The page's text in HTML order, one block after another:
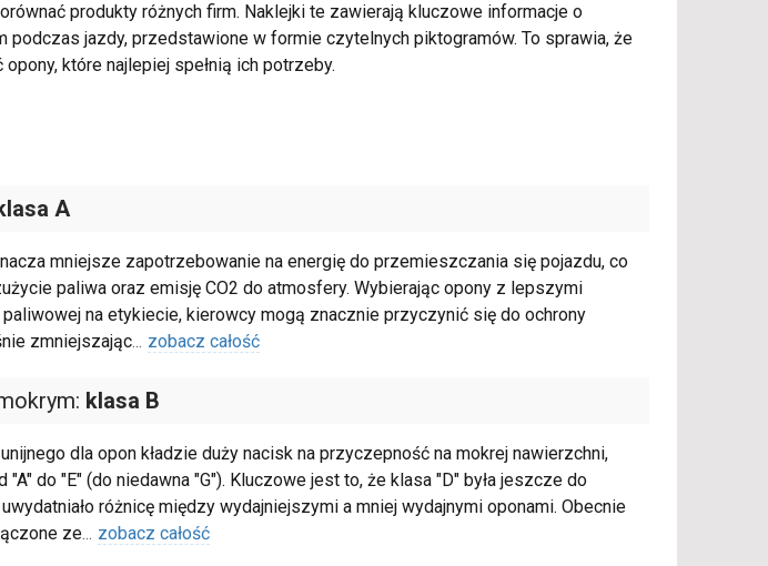
produkty różnych firm. Naklejki te zawierają kluczowe informacje o
jazdy, przedstawione w formie czytelnych piktogramów. To sprawia, że
które najlepiej spełnią ich potrzeby.
A
mniejsze zapotrzebowanie na energię do przemieszczania się pojazdu, co
paliwa oraz emisję CO2 do atmosfery. Wybierając opony z lepszymi
na etykiecie, kierowcy mogą znacznie przyczynić się do ochrony
zmniejszając... zobacz całość
klasa B
dla opon kładzie duży nacisk na przyczepność na mokrej nawierzchni,
do "E" (do niedawna "G"). Kluczowe jest to, że klasa "D" była jeszcze do
różnicę między wydajniejszymi a mniej wydajnymi oponami. Obecnie
ze... zobacz całość